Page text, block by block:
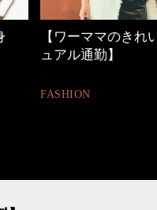
優木まおみさん「
割。」
LIFESTYLE